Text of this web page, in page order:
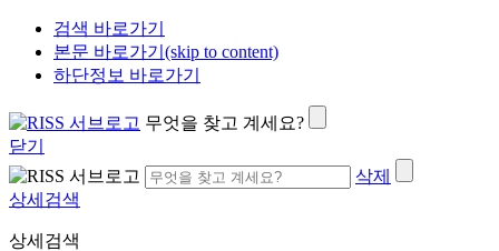
검색 바로가기
본문 바로가기(skip to content)
하단정보 바로가기
무엇을 찾고 계세요?
닫기
삭제
상세검색
상세검색